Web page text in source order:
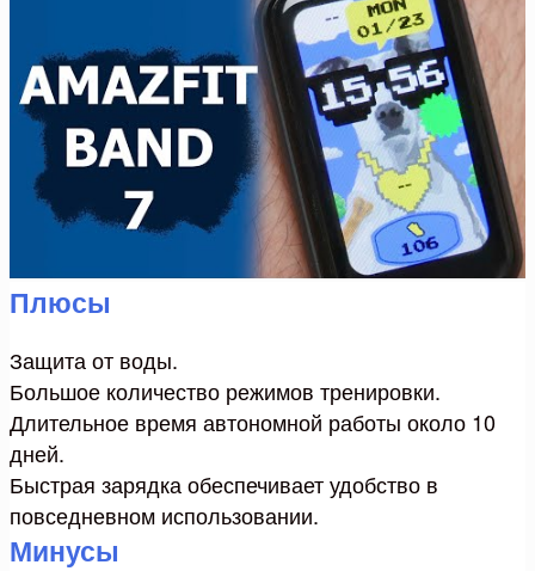
Плюсы
Защита от воды.
Большое количество режимов тренировки.
Длительное время автономной работы около 10
дней.
Быстрая зарядка обеспечивает удобство в
повседневном использовании.
Минусы